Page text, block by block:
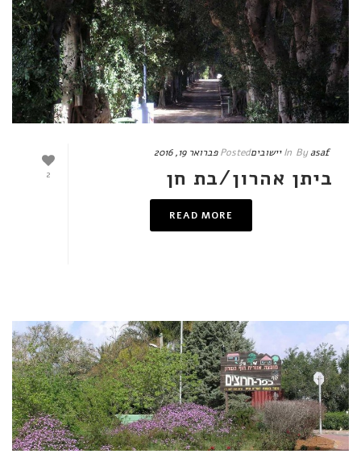
2
Byasaf
In יישוביםPosted פברואר 19, 2016
ביתן אהרון/בת חן
READ MORE